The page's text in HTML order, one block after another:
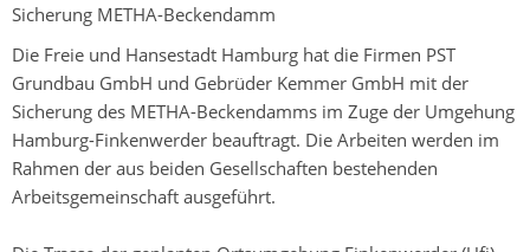
Sicherung METHA-Beckendamm
Die Freie und Hansestadt Hamburg hat die Firmen PST
Grundbau GmbH und Gebrüder Kemmer GmbH mit der
Sicherung des METHA-Beckendamms im Zuge der Umgehung
Hamburg-Finkenwerder beauftragt. Die Arbeiten werden im
Rahmen der aus beiden Gesellschaften bestehenden
Arbeitsgemeinschaft ausgeführt.